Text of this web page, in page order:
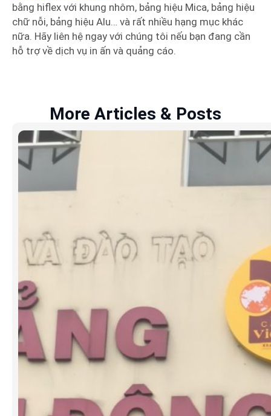
bằng hiflex với khung nhôm, bảng hiệu Mica, bảng hiệu
chữ nỗi, bảng hiệu Alu… và rất nhiều hạng mục khác
nữa. Hãy liên hệ ngay với chúng tôi nếu bạn đang cần
hỗ trợ về dịch vụ in ấn và quảng cáo.
More Articles & Posts